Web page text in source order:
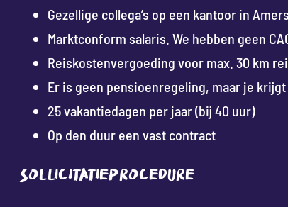
Gezellige collega’s op een kantoor in
Marktconform salaris. We hebben geen
Reiskostenvergoeding voor max. 30 km
Er is geen pensioenregeling, maar je
25 vakantiedagen per jaar (bij 40 uur)
Op den duur een vast contract
Sollicitatieprocedure